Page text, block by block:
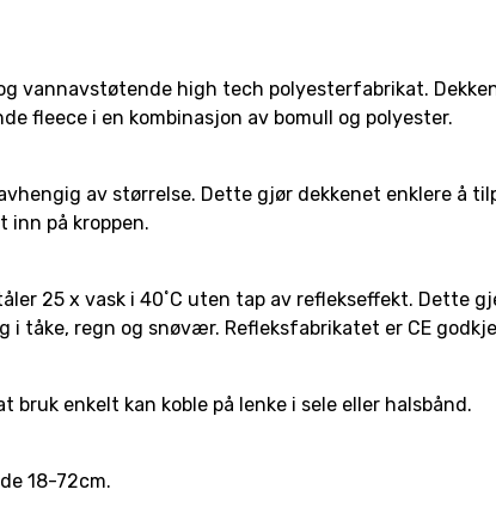
vannavstøtende high tech polyesterfabrikat.
fleece i en kombinasjon av bomull og polyester.
av størrelse. Dette gjør dekkenet enklere å
inn på kroppen.
25 x vask i 40˚C uten tap av reflekseffekt. Dette
tåke, regn og snøvær. Refleksfabrikatet er CE
bruk enkelt kan koble på lenke i sele eller halsbånd.
18-72cm.